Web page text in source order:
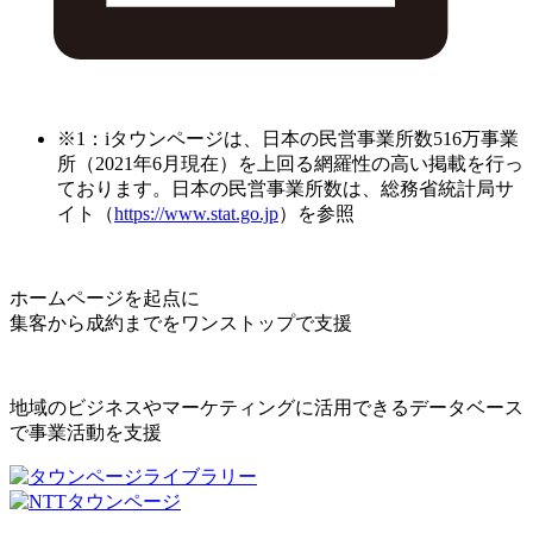
※1：iタウンページは、日本の民営事業所数516万事業
所（2021年6月現在）を上回る網羅性の高い掲載を行っ
ております。日本の民営事業所数は、総務省統計局サ
イト（https://www.stat.go.jp）を参照
ホームページを起点に
集客から成約までをワンストップで支援
地域のビジネスやマーケティングに活用できるデータベース
で事業活動を支援